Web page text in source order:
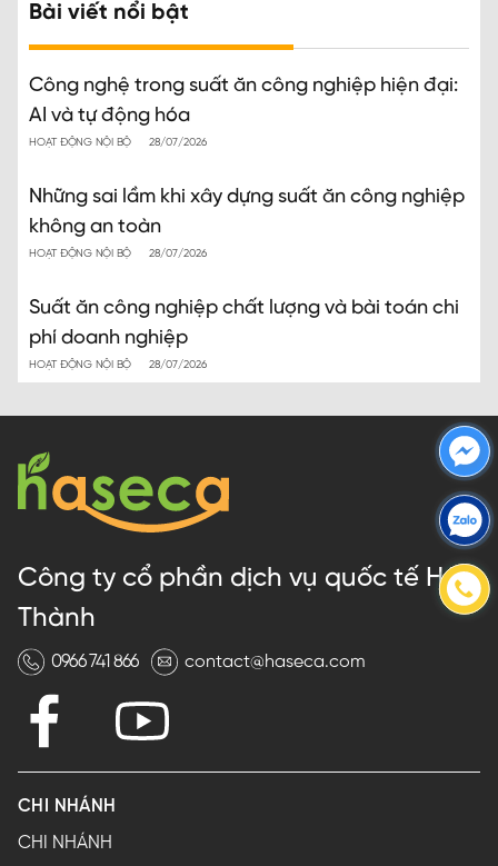
Bài viết nổi bật
Công nghệ trong suất ăn công nghiệp hiện đại:
AI và tự động hóa
HOẠT ĐỘNG NỘI BỘ 28/07/2026
Những sai lầm khi xây dựng suất ăn công nghiệp
không an toàn
HOẠT ĐỘNG NỘI BỘ 28/07/2026
Suất ăn công nghiệp chất lượng và bài toán chi
phí doanh nghiệp
HOẠT ĐỘNG NỘI BỘ 28/07/2026
Công ty cổ phần dịch vụ quốc tế Hà
Thành
0966 741 866 contact@haseca.com
CHI NHÁNH
CHI NHÁNH